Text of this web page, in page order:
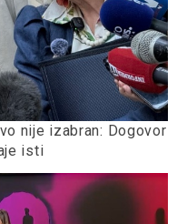
nije izabran: Dogovor
isti